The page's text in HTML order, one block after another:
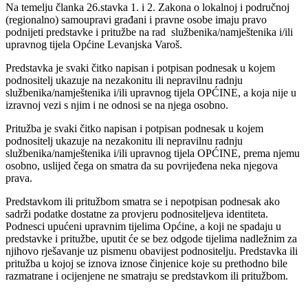
Na temelju članka 26.stavka 1. i 2. Zakona o lokalnoj i područnoj
(regionalno) samoupravi građani i pravne osobe imaju pravo
podnijeti predstavke i pritužbe na rad službenika/namještenika i/ili
upravnog tijela Općine Levanjska Varoš.
Predstavka je svaki čitko napisan i potpisan podnesak u kojem
podnositelj ukazuje na nezakonitu ili nepravilnu radnju
službenika/namještenika i/ili upravnog tijela OPĆINE, a koja nije u
izravnoj vezi s njim i ne odnosi se na njega osobno.
Pritužba je svaki čitko napisan i potpisan podnesak u kojem
podnositelj ukazuje na nezakonitu ili nepravilnu radnju
službenika/namještenika i/ili upravnog tijela OPĆINE, prema njemu
osobno, uslijed čega on smatra da su povrijeđena neka njegova
prava.
Predstavkom ili pritužbom smatra se i nepotpisan podnesak ako
sadrži podatke dostatne za provjeru podnositeljeva identiteta.
Podnesci upućeni upravnim tijelima Općine, a koji ne spadaju u
predstavke i pritužbe, uputit će se bez odgode tijelima nadležnim za
njihovo rješavanje uz pismenu obavijest podnositelju. Predstavka ili
pritužba u kojoj se iznova iznose činjenice koje su prethodno bile
razmatrane i ocijenjene ne smatraju se predstavkom ili pritužbom.